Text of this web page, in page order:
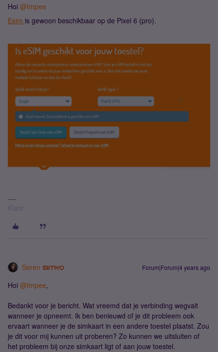
Hoi @Impee
Esim is gewoon beschikbaar op de Pixel 6 (pro).
Klant
Seren Forum|Forum|4 years ago
Hoi @Impee,
Bedankt voor je bericht. Wat vreemd dat je verbinding wegvalt
wanneer je opneemt. Ik ben benieuwd of je dit probleem ook
ervaart wanneer je de simkaart in een andere toestel plaatst. Zou
je dit voor mij kunnen uit proberen? Zo kunnen we uitsluiten of
het probleem bij onze simkaart ligt of aan jouw toestel.